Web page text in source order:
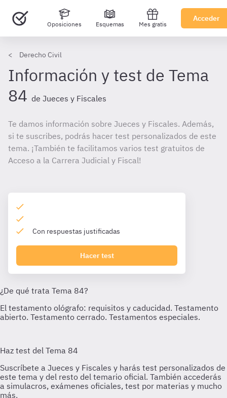
Oposiciones Esquemas Mes gratis
Acceder
Derecho Civil
Información y test de Tema
84 de Jueces y Fiscales
Te damos información sobre Jueces y Fiscales. Además,
si te suscribes, podrás hacer test personalizados de este
tema. ¡También te facilitamos varios test gratuitos de
Acceso a la Carrera Judicial y Fiscal!
Con respuestas justificadas
Hacer test